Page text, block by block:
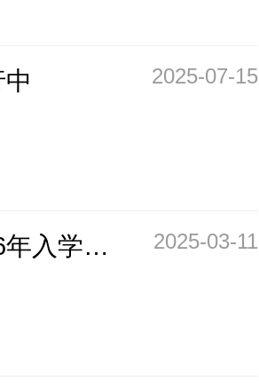
2025-07-15
中国人民大学商学院EMBA2026年入学申请已开启 2025-03-11